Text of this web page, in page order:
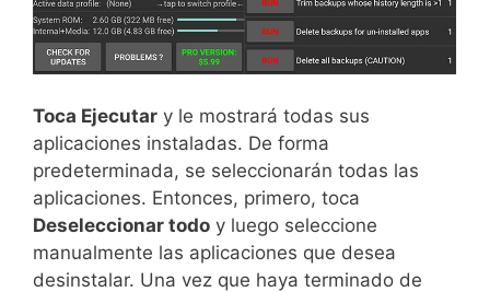
Toca Ejecutar y le mostrará todas sus
aplicaciones instaladas. De forma
predeterminada, se seleccionarán todas las
aplicaciones. Entonces, primero, toca
Deseleccionar todo y luego seleccione
manualmente las aplicaciones que desea
desinstalar. Una vez que haya terminado de